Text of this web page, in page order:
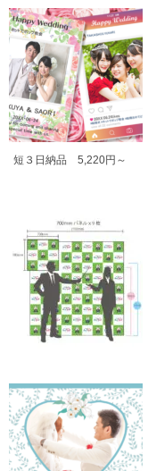
短３日納品 5,220円～